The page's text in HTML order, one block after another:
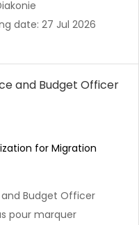
date: 27 Jul 2026
and Budget Officer
for Migration
and Budget Officer
pour marquer